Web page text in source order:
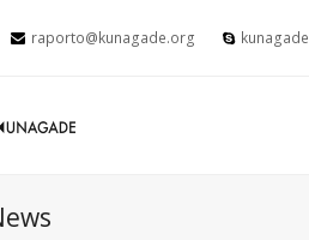
raporto@kunagade.org kunagade